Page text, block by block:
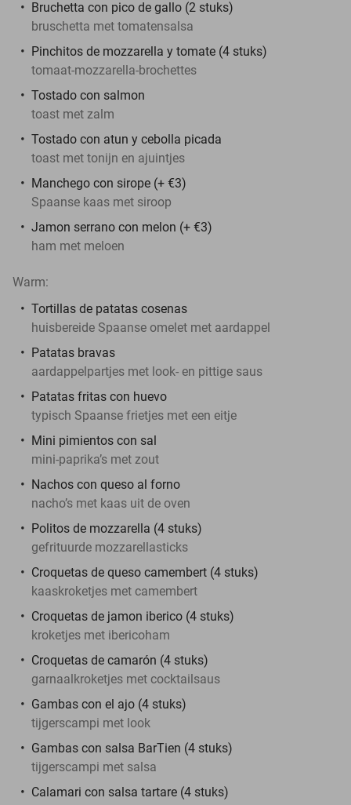
Bruchetta con pico de gallo (2 stuks)
bruschetta met tomatensalsa
Pinchitos de mozzarella y tomate (4 stuks)
tomaat-mozzarella-brochettes
Tostado con salmon
toast met zalm
Tostado con atun y cebolla picada
toast met tonijn en ajuintjes
Manchego con sirope (+ €3)
Spaanse kaas met siroop
Jamon serrano con melon (+ €3)
ham met meloen
Warm:
Tortillas de patatas cosenas
huisbereide Spaanse omelet met aardappel
Patatas bravas
aardappelpartjes met look- en pittige saus
Patatas fritas con huevo
typisch Spaanse frietjes met een eitje
Mini pimientos con sal
mini-paprika’s met zout
Nachos con queso al forno
nacho’s met kaas uit de oven
Politos de mozzarella (4 stuks)
gefrituurde mozzarellasticks
Croquetas de queso camembert (4 stuks)
kaaskroketjes met camembert
Croquetas de jamon iberico (4 stuks)
kroketjes met ibericoham
Croquetas de camarón (4 stuks)
garnaalkroketjes met cocktailsaus
Gambas con el ajo (4 stuks)
tijgerscampi met look
Gambas con salsa BarTien (4 stuks)
tijgerscampi met salsa
Calamari con salsa tartare (4 stuks)